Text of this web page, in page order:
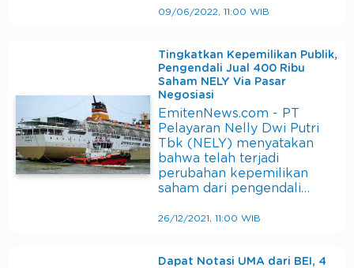
09/06/2022, 11:00 WIB
Tingkatkan Kepemilikan Publik,
Pengendali Jual 400 Ribu
Saham NELY Via Pasar
Negosiasi
EmitenNews.com - PT
Pelayaran Nelly Dwi Putri
Tbk (NELY) menyatakan
bahwa telah terjadi
perubahan kepemilikan
saham dari pengendali…
26/12/2021, 11:00 WIB
Dapat Notasi UMA dari BEI, 4